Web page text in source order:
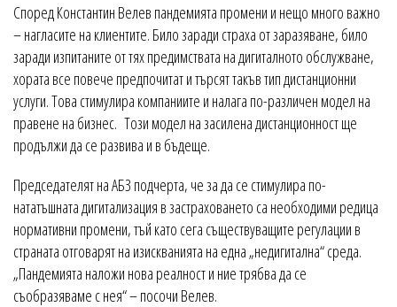
Според Константин Велев пандемията промени и нещо много важно
– нагласите на клиентите. Било заради страха от заразяване, било
заради изпитаните от тях предимствата на дигиталното обслужване,
хората все повече предпочитат и търсят такъв тип дистанционни
услуги. Това стимулира компаниите и налага по-различен модел на
правене на бизнес. Този модел на засилена дистанционност ще
продължи да се развива и в бъдеще.
Председателят на АБЗ подчерта, че за да се стимулира по-
нататъшната дигитализация в застраховането са необходими редица
нормативни промени, тъй като сега съществуващите регулации в
страната отговарят на изискванията на една „недигитална“ среда.
„Пандемията наложи нова реалност и ние трябва да се
съобразяваме с нея“ – посочи Велев.